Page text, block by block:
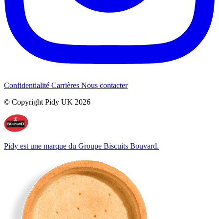
Confidentialité Carrières Nous contacter
© Copyright Pidy UK 2026
Pidy est une marque du Groupe Biscuits Bouvard.